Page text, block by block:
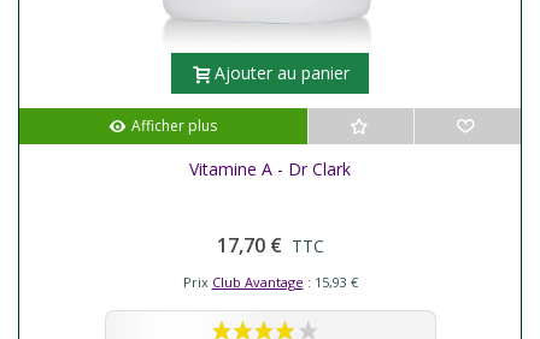
Ajouter au panier
Afficher plus
Vitamine A - Dr Clark
17,70 € TTC
Prix Club Avantage : 15,93 €